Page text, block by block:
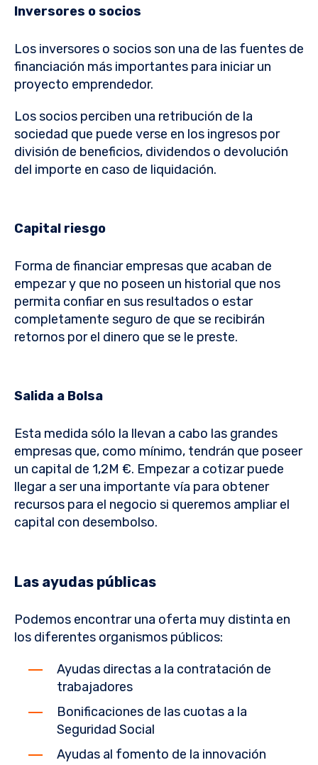
Inversores o socios
Los inversores o socios son una de las fuentes de
financiación más importantes para iniciar un
proyecto emprendedor.
Los socios perciben una retribución de la
sociedad que puede verse en los ingresos por
división de beneficios, dividendos o devolución
del importe en caso de liquidación.
Capital riesgo
Forma de financiar empresas que acaban de
empezar y que no poseen un historial que nos
permita confiar en sus resultados o estar
completamente seguro de que se recibirán
retornos por el dinero que se le preste.
Salida a Bolsa
Esta medida sólo la llevan a cabo las grandes
empresas que, como mínimo, tendrán que poseer
un capital de 1,2M €. Empezar a cotizar puede
llegar a ser una importante vía para obtener
recursos para el negocio si queremos ampliar el
capital con desembolso.
Las ayudas públicas
Podemos encontrar una oferta muy distinta en
los diferentes organismos públicos:
Ayudas directas a la contratación de
trabajadores
Bonificaciones de las cuotas a la
Seguridad Social
Ayudas al fomento de la innovación